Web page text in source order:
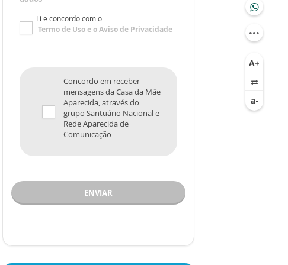
Li e concordo com o
Termo de Usoe oAviso de Privacidade
Concordo em receber
mensagens da Casa da Mãe
Aparecida, através do
grupo Santuário Nacional e
Rede Aparecida de
Comunicação
ENVIAR